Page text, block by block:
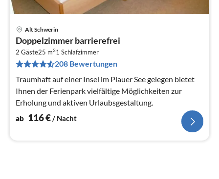
Alt Schwerin
Doppelzimmer barrierefrei
2 Gäste25 m21 Schlafzimmer
208 Bewertungen
Traumhaft auf einer Insel im Plauer See gelegen bietet
Ihnen der Ferienpark vielfältige Möglichkeiten zur
Erholung und aktiven Urlaubsgestaltung.
ab 116€/ Nacht